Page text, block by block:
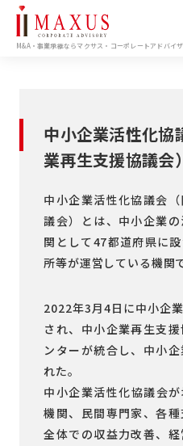
M&A・事業承継ならマクサス・コーポレートアドバイ
中小企業活性化協
業再生支援協議会）
中小企業活性化協議会
議会）とは、中小企業
関として47都道府県に
所等が運営している機関
2022年3月4日に中小企
され、中小企業再生支
ンターが統合し、中小
れた。
中小企業活性化協議会
機関、民間専門家、各
全体での収益力改善、